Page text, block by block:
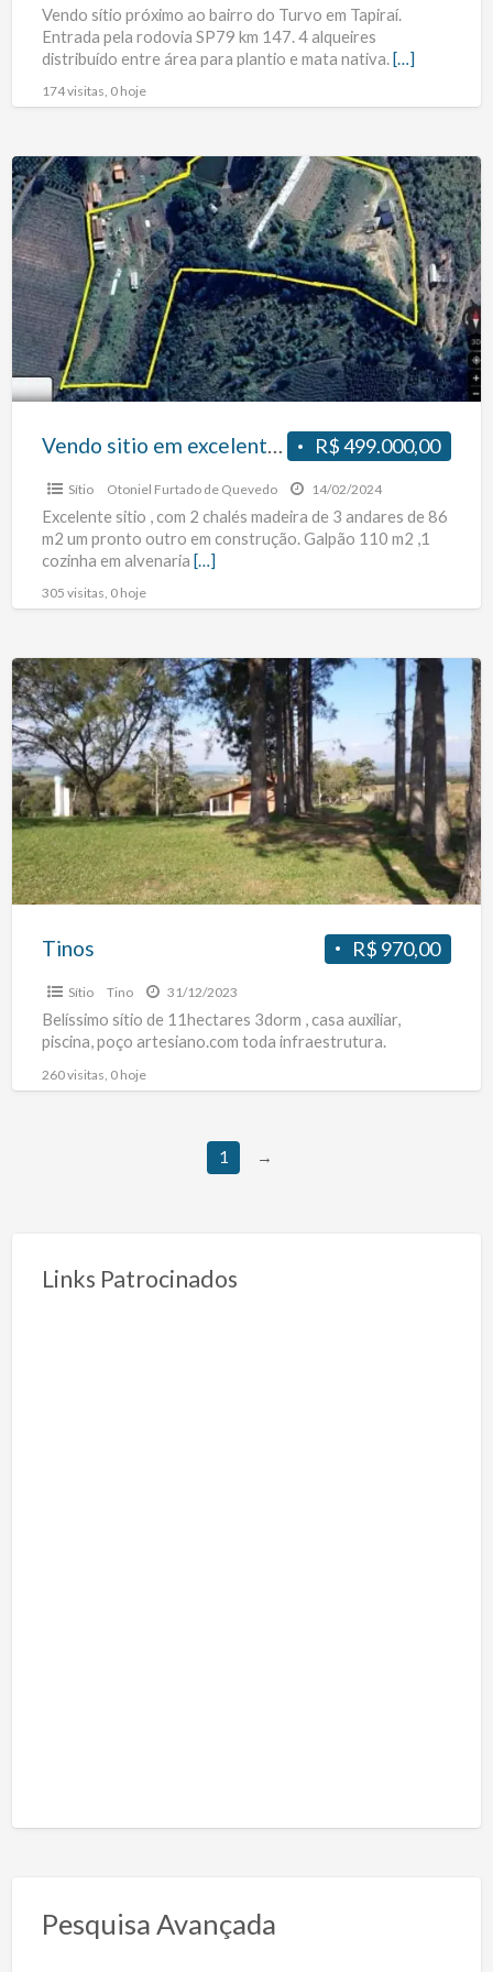
Vendo sítio próximo ao bairro do Turvo em Tapiraí.
Entrada pela rodovia SP79 km 147. 4 alqueires
distribuído entre área para plantio e mata nativa.[…]
174 visitas, 0 hoje
Vendo
sitio
em
excelente
localização
R$ 499.000,00
Vendo sitio em excelente localização
Sítio Otoniel Furtado de Quevedo 14/02/2024
Excelente sitio , com 2 chalés madeira de 3 andares de 86
m2 um pronto outro em construção. Galpão 110 m2 ,1
cozinha em alvenaria […]
305 visitas, 0 hoje
Tinos
R$ 970,00
Tinos
Sítio Tino 31/12/2023
Belíssimo sítio de 11hectares 3dorm , casa auxiliar,
piscina, poço artesiano.com toda infraestrutura.
260 visitas, 0 hoje
1 →
Links Patrocinados
Pesquisa Avançada